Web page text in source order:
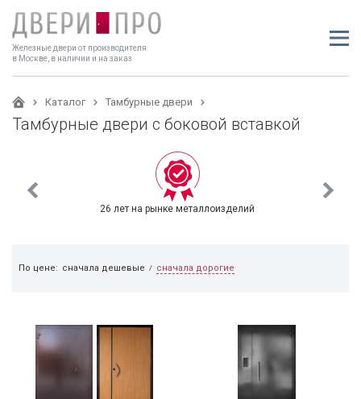
Железные двери от производителя
в Москве, в наличии и на заказ
Каталог Тамбурные двери
Тамбурные двери с боковой вставкой
26 лет на рынке металлоизделий
По цене: сначала дешевые / сначала дорогие